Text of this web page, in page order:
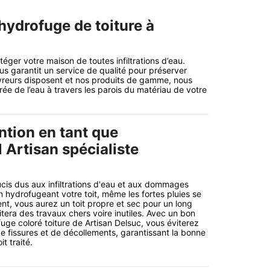
de toiture à
votre maison de toutes infiltrations d’eau.
garantit un service de qualité pour préserver
disposent et nos produits de gamme, nous
de l’eau à travers les parois du matériau de votre
en tant que
Artisan spécialiste
dus aux infiltrations d'eau et aux dommages
hydrofugeant votre toit, même les fortes pluies se
vous aurez un toit propre et sec pour un long
des travaux chers voire inutiles. Avec un bon
coloré toiture de Artisan Delsuc, vous éviterez
fissures et de décollements, garantissant la bonne
traité.